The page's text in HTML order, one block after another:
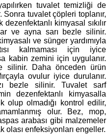
tuvalet temizliği de
Sonra tuvalet çöpleri toplanır,
kimyasal sıkılır
ve ayna sarı bezle silinir.
ve sünger yardımıyla
kalmaması için iyice
kabin zemini için uygulanır.
silinir. Daha önceden ürün
ovulur iyice durulanır.
bezle silinir. Tuvalet sarf
dezenfektanlı kimyasalla
olup olmadığı kontrol edilir,
olur. Bez, mop,
arabası gibi malzemeler
olası enfeksiyonları engeller.